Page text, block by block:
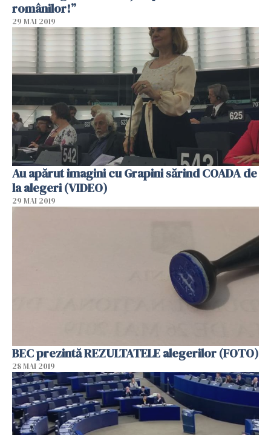
românilor!”
29 MAI 2019
Au apărut imagini cu Grapini sărind COADA de
la alegeri (VIDEO)
29 MAI 2019
BEC prezintă REZULTATELE alegerilor (FOTO)
28 MAI 2019